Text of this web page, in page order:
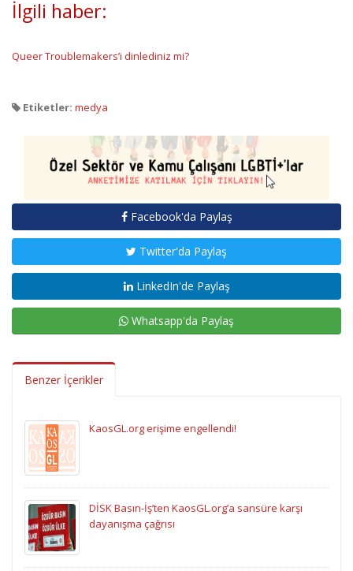
İlgili haber:
Queer Troublemakers’i dinlediniz mi?
Etiketler: medya
Facebook'da Paylaş
Twitter'da Paylaş
LinkedIn'de Paylaş
Whatsapp'da Paylaş
Benzer İçerikler
KaosGL.org erişime engellendi!
DİSK Basın-İş’ten KaosGL.org’a sansüre karşı
dayanışma çağrısı